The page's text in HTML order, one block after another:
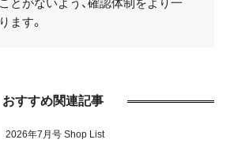
ます。
おすすめ関連記事
2026年7月号 Shop List